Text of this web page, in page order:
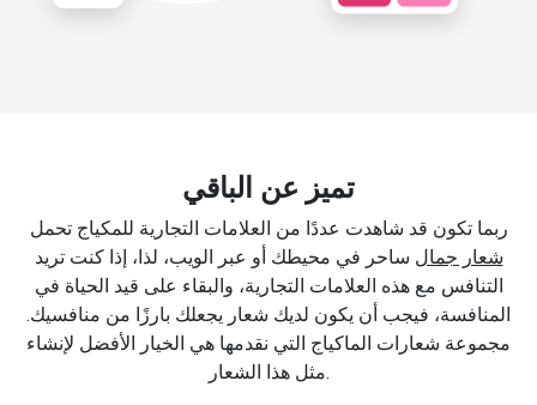
تميز عن الباقي
ربما تكون قد شاهدت عددًا من العلامات التجارية للمكياج تحمل
شعار جمال ساحر في محيطك أو عبر الويب، لذا، إذا كنت تريد
التنافس مع هذه العلامات التجارية، والبقاء على قيد الحياة في
المنافسة، فيجب أن يكون لديك شعار يجعلك بارزًا من منافسيك.
مجموعة شعارات الماكياج التي نقدمها هي الخيار الأفضل لإنشاء
مثل هذا الشعار.